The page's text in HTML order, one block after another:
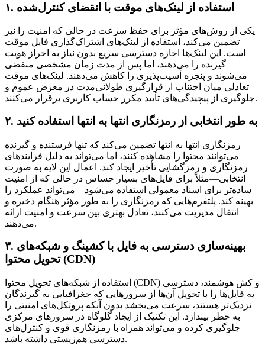
۱. استفاده از لینک‌های موقت با انقضای کنترل‌شده
یکی از روش‌های مؤثر برای حفظ سرعت در حالی که امنیت را نیز
تضمین می‌کند، استفاده از لینک‌های اشتراک‌گذاری فایل موقت
است. این لینک‌ها اجازه دسترسی سریع بدون نیاز به احراز هویت
گیرنده را می‌دهند، اما پس از مدت زمان مشخصی منقضی
می‌شوند و پنجره آسیب‌پذیری را کاهش می‌دهند. لینک‌های موقت
تعادلی میان اجتناب از قرارگیری طولانی‌مدت در معرض عموم و
جلوگیری از پیچیدگی‌های تأیید مکرر حساب کاربری برقرار می‌کنند.
۲. به طور انتخابی از رمزنگاری انتها به انتها استفاده کنید
رمزنگاری انتها به انتها تضمین می‌کند که تنها فرستنده و گیرنده
می‌توانند محتوا را مشاهده کنند، اما می‌تواند به دلیل فرایندهای
رمزنگاری و رمزگشایی تأخیر ایجاد کند. اعمال این لایه به صورت
انتخابی—مثلاً برای فایل‌های بسیار حساس در حالی که از امنیت
ساده‌تر برای اسناد معمولی استفاده می‌شود—می‌تواند عملکرد را
بهینه کند. پلتفرم‌هایی که رمزنگاری را به طور مؤثر هنگام ذخیره و
انتقال مدیریت می‌کنند، تعادل بهتری بین سرعت و امنیت ارائه
می‌دهند.
۳. بهینه‌سازی دسترسی به فایل با کشینگ و شبکه‌های
تحویل محتوا (CDN)
استفاده از شبکه‌های تحویل محتوا (CDN) و کش هوشمند، دسترسی
به فایل‌ها را با تحویل آن‌ها از سرورهایی که جغرافیایی به گیرندگان
نزدیک‌تر هستند، سرعت می‌بخشد بدون آنکه پروتکل‌های امنیتی را
به خطر بیندازد. این تکنیک از ایجاد گلوگاه در سرورهای مرکزی
جلوگیری کرده و می‌تواند همراه با رمزنگاری قوی و کنترل‌های
دسترسی هم‌زیستی داشته باشد.